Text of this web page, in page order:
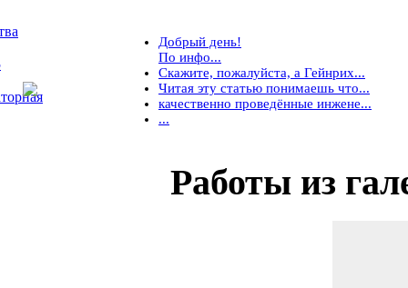
Добрый день!
По инфо...
Скажите, пожалуйста, а Гейнрих...
Читая эту статью понимаешь что...
качественно проведённые инжене...
...
Работыиз